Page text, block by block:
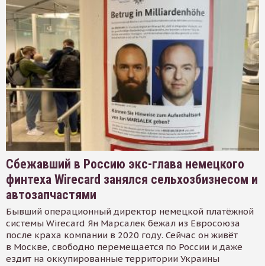
Сбежавший в Россию экс-глава немецкого
финтеха Wirecard занялся сельхозбизнесом и
автозапчастями
Бывший операционный директор немецкой платёжной
системы Wirecard Ян Марсалек бежал из Евросоюза
после краха компании в 2020 году. Сейчас он живёт
в Москве, свободно перемещается по России и даже
ездит на оккупированные территории Украины